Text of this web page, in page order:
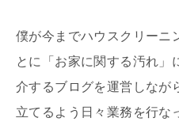
僕が今までハウスクリーニ
とに「お家に関する汚れ」
介するブログを運営しなが
立てるよう日々業務を行な